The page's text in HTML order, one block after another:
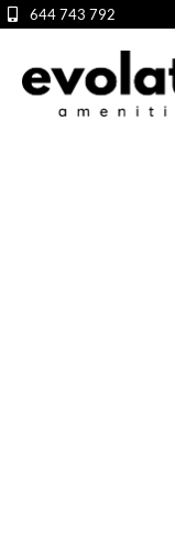
644 743 792